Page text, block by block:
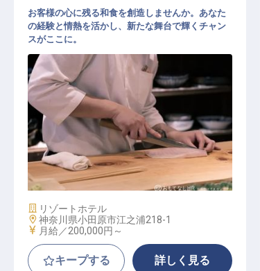
和食調理スタッフ
お客様の心に残る和食を創造しませんか。あなた
の経験と情熱を活かし、新たな舞台で輝くチャン
スがここに。
施設業態
リゾートホテル
勤務地
神奈川県小田原市江之浦218-1
給与
月給／200,000円～
キープする 詳しく見る